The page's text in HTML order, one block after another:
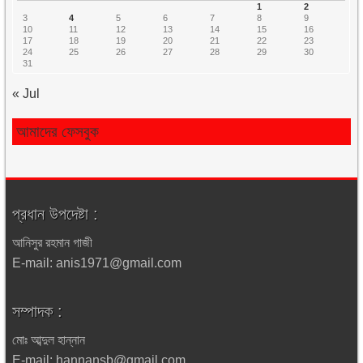
1
2
3
4 5 6 7 8
9
10
11 12 13 14 15
16
17
18 19 20 21 22
23
24
25 26 27 28 29
30
31
« Jul
আমাদের ফেসবুক
প্রধান উপদেষ্টা :
আনিসুর রহমান গাজী
E-mail: anis1971@gmail.com
সম্পাদক :
মোঃ আব্দুল হান্নান
E-mail: hannansb@gmail.com